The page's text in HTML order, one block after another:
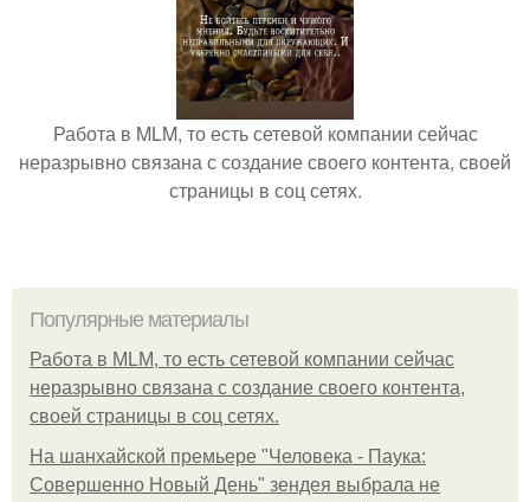
Работа в MLM, то есть сетевой компании сейчас
неразрывно связана с создание своего контента, своей
страницы в соц сетях.
Популярные материалы
Работа в MLM, то есть сетевой компании сейчас
неразрывно связана с создание своего контента,
своей страницы в соц сетях.
На шанхайской премьере "Человека - Паука:
Совершенно Новый День" зендея выбрала не